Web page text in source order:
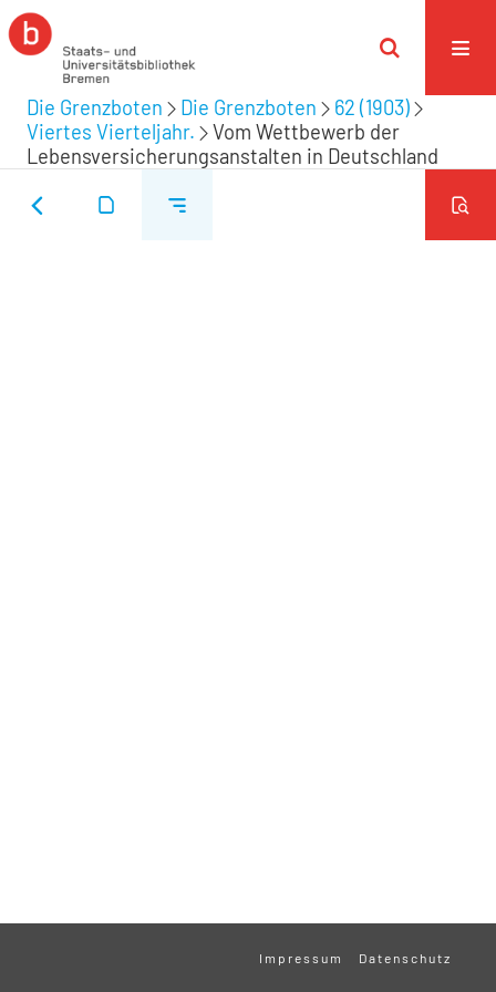
Die Grenzboten Die Grenzboten
62 (1903)
Viertes Vierteljahr.
Vom Wettbewerb der
Lebensversicherungsanstalten in Deutschland
Impressum Datenschutz